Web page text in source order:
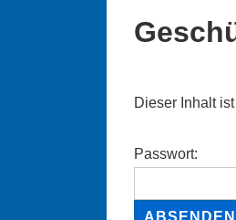
Dieser Inhalt
Passwort: